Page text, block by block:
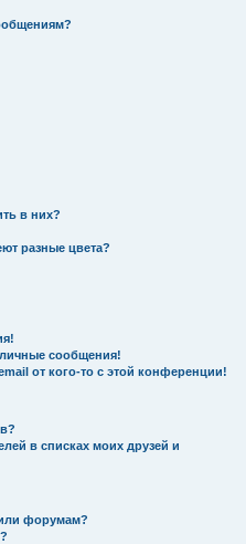
в них?
разные цвета?
сообщения!
от кого-то с этой конференции!
в списках моих друзей и
форумам?